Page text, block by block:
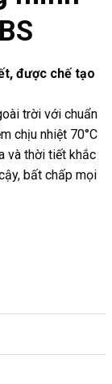
được chế tạo
trời với chuẩn
chịu nhiệt 70°C
và thời tiết khắc
bất chấp mọi